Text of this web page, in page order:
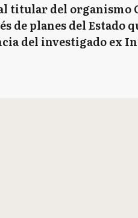
titular del organismo
de planes del Estado
del investigado ex